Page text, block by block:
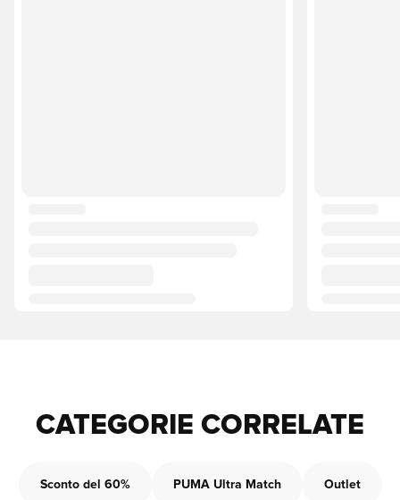
CATEGORIE CORRELATE
Sconto del 60% PUMA Ultra Match Outlet